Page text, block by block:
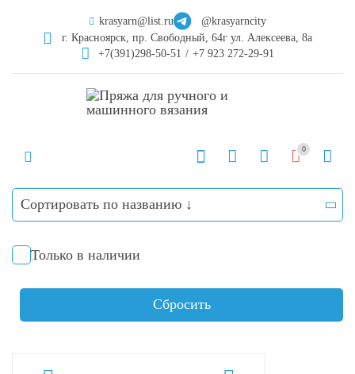
krasyarn@list.ru
@krasyarncity
г. Красноярск, пр. Свободный, 64г ул. Алексеева, 8а
+7(391)298-50-51 / +7 923 272-29-91
0
Сортировать по названию ↓
Только в наличии
Сбросить